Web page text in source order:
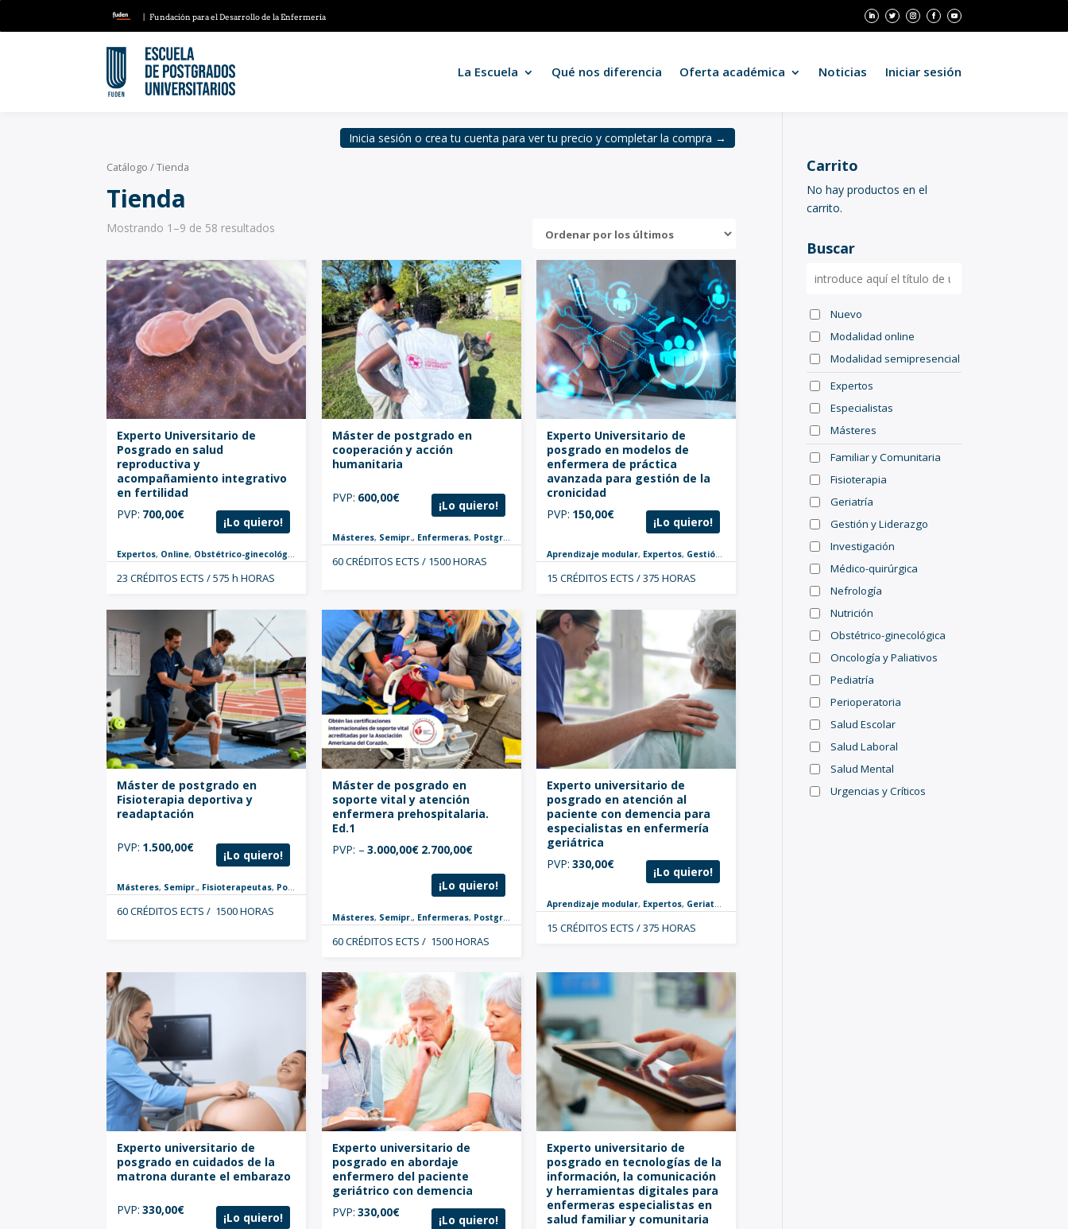
| Fundación para el Desarrollo de la Enfermería
La Escuela Qué nos diferencia Oferta académica Noticias Iniciar sesión
Catálogo / Tienda
Tienda
Inicia sesión o crea tu cuenta para ver tu precio y completar la compra →
Mostrando 1–9 de 58 resultados
Experto Universitario de
Posgrado en salud
reproductiva y
acompañamiento integrativo
en fertilidad
PVP: 700,00€
¡Lo quiero!
Expertos, Online, Obstétrico-ginecológica ,Postgrados
23 CRÉDITOS ECTS / 575 h HORAS
Máster de postgrado en
cooperación y acción
humanitaria
PVP: 600,00€
¡Lo quiero!
Másteres, Semipr., Enfermeras, Postgrados
60 CRÉDITOS ECTS / 1500 HORAS
Experto Universitario de
posgrado en modelos de
enfermera de práctica
avanzada para gestión de la
cronicidad
PVP: 150,00€
¡Lo quiero!
Aprendizaje modular, Expertos, Gestión y Liderazgo ,Nuevo Enfermeras
15 CRÉDITOS ECTS / 375 HORAS
Máster de postgrado en
Fisioterapia deportiva y
readaptación
PVP: 1.500,00€
¡Lo quiero!
Másteres, Semipr., Fisioterapeutas, Postgrados
60 CRÉDITOS ECTS / 1500 HORAS
Máster de posgrado en
soporte vital y atención
enfermera prehospitalaria.
Ed.1
PVP:
2.700,00€
– 3.000,00€
¡Lo quiero!
Másteres, Semipr., Enfermeras, Postgrados
60 CRÉDITOS ECTS / 1500 HORAS
Experto universitario de
posgrado en atención al
paciente con demencia para
especialistas en enfermería
geriátrica
PVP: 330,00€
¡Lo quiero!
Aprendizaje modular, Expertos, Geriatría
15 CRÉDITOS ECTS / 375 HORAS
Experto universitario de
posgrado en cuidados de la
matrona durante el embarazo
PVP: 330,00€
¡Lo quiero!
Experto universitario de
posgrado en abordaje
enfermero del paciente
geriátrico con demencia
PVP: 330,00€
¡Lo quiero!
Experto universitario de
posgrado en tecnologías de la
información, la comunicación
y herramientas digitales para
enfermeras especialistas en
salud familiar y comunitaria
Carrito
No hay productos en el
carrito.
Buscar
Nuevo
Modalidad online
Modalidad semipresencial
Expertos
Especialistas
Másteres
Familiar y Comunitaria
Fisioterapia
Geriatría
Gestión y Liderazgo
Investigación
Médico-quirúrgica
Nefrología
Nutrición
Obstétrico-ginecológica
Oncología y Paliativos
Pediatría
Perioperatoria
Salud Escolar
Salud Laboral
Salud Mental
Urgencias y Críticos